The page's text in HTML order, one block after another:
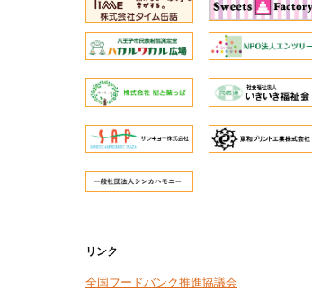
リンク
全国フードバンク推進協議会